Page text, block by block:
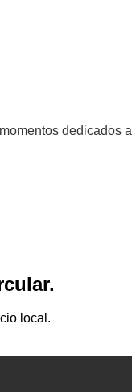
dedicados
local.